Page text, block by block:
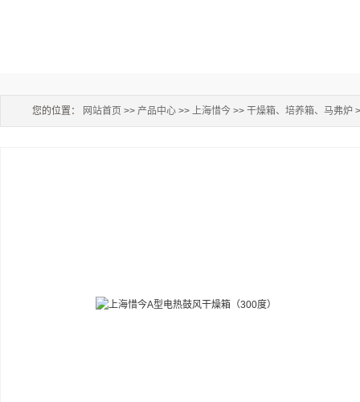
您的位置： 网站首页 >> 产品中心 >> 上海惜今 >> 干燥箱、培养箱、马弗炉